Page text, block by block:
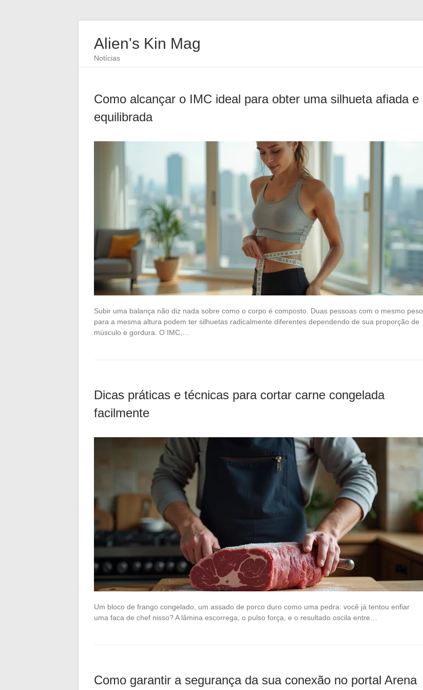
Alien's Kin Mag
Notícias
Como alcançar o IMC ideal para obter uma silhueta afiada e
equilibrada
Subir uma balança não diz nada sobre como o corpo é composto. Duas pessoas com o mesmo peso
para a mesma altura podem ter silhuetas radicalmente diferentes dependendo de sua proporção de
músculo e gordura. O IMC,…
Dicas práticas e técnicas para cortar carne congelada
facilmente
Um bloco de frango congelado, um assado de porco duro como uma pedra: você já tentou enfiar
uma faca de chef nisso? A lâmina escorrega, o pulso força, e o resultado oscila entre…
Como garantir a segurança da sua conexão no portal Arena